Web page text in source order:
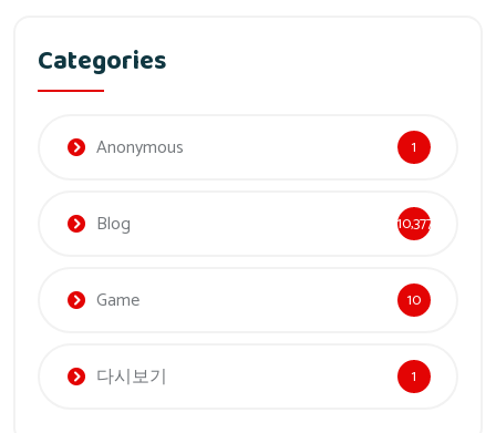
Categories
Anonymous 1
Blog 10,377
Game 10
다시보기 1